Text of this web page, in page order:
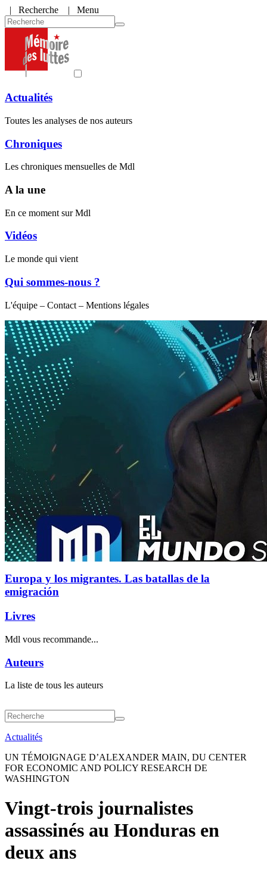
| Recherche | Menu
Actualités
Toutes les analyses de nos auteurs
Chroniques
Les chroniques mensuelles de Mdl
A la une
En ce moment sur Mdl
Vidéos
Le monde qui vient
Qui sommes-nous ?
L'équipe – Contact – Mentions légales
Europa y los migrantes. Las batallas de la
emigración
Livres
Mdl vous recommande...
Auteurs
La liste de tous les auteurs
Actualités
UN TÉMOIGNAGE D’ALEXANDER MAIN, DU CENTER
FOR ECONOMIC AND POLICY RESEARCH DE
WASHINGTON
Vingt-trois journalistes
assassinés au Honduras en
deux ans